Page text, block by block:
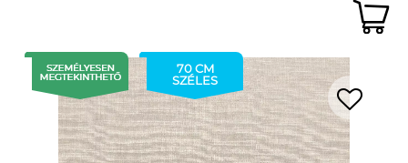
70 CM
SZÉLES